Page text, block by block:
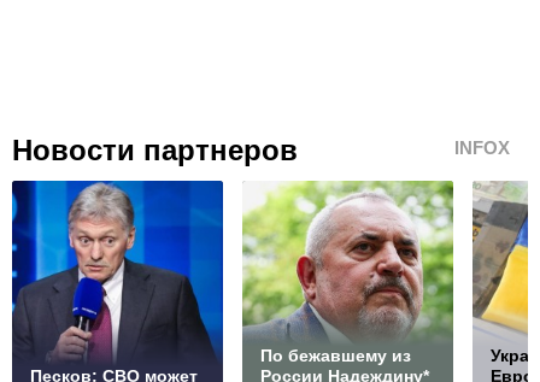
Новости партнеров INFOX
Песков: СВО может
По бежавшему из
России Надеждину*